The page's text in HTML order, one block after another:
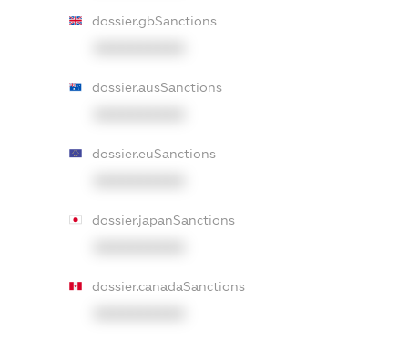
dossier.gbSanctions
dossier.ausSanctions
dossier.euSanctions
dossier.japanSanctions
dossier.canadaSanctions